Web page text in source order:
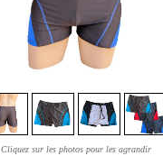
Cliquez sur les photos pour les agrandir